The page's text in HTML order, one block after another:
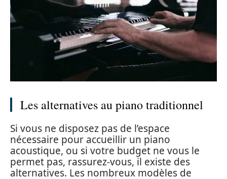
Les alternatives au piano traditionnel
Si vous ne disposez pas de l’espace
nécessaire pour accueillir un piano
acoustique, ou si votre budget ne vous le
permet pas, rassurez-vous, il existe des
alternatives. Les nombreux modèles de